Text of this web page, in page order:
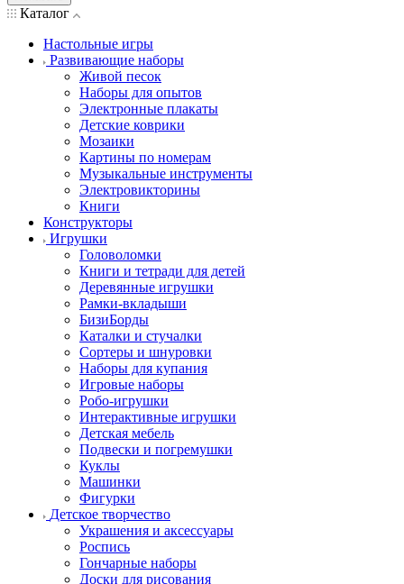
Каталог
Настольные игры
Развивающие наборы
Живой песок
Наборы для опытов
Электронные плакаты
Детские коврики
Мозаики
Картины по номерам
Музыкальные инструменты
Электровикторины
Книги
Конструкторы
Игрушки
Головоломки
Книги и тетради для детей
Деревянные игрушки
Рамки-вкладыши
БизиБорды
Каталки и стучалки
Сортеры и шнуровки
Наборы для купания
Игровые наборы
Робо-игрушки
Интерактивные игрушки
Детская мебель
Подвески и погремушки
Куклы
Машинки
Фигурки
Детское творчество
Украшения и аксессуары
Роспись
Гончарные наборы
Доски для рисования